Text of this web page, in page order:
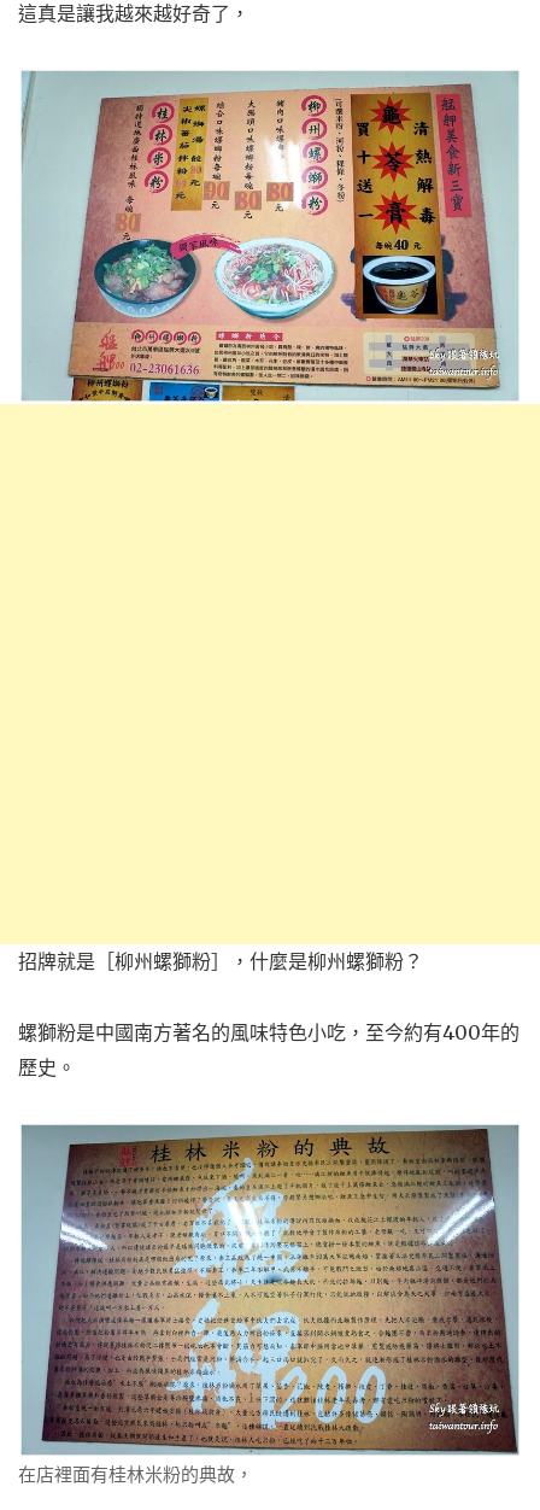
這真是讓我越來越好奇了，
招牌就是［柳州螺獅粉］，什麼是柳州螺獅粉？
螺獅粉是中國南方著名的風味特色小吃，至今約有400年的
歷史。
在店裡面有桂林米粉的典故，